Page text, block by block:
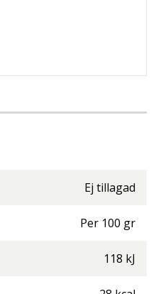
Ej tillagad
Per 100 gr
118 kJ